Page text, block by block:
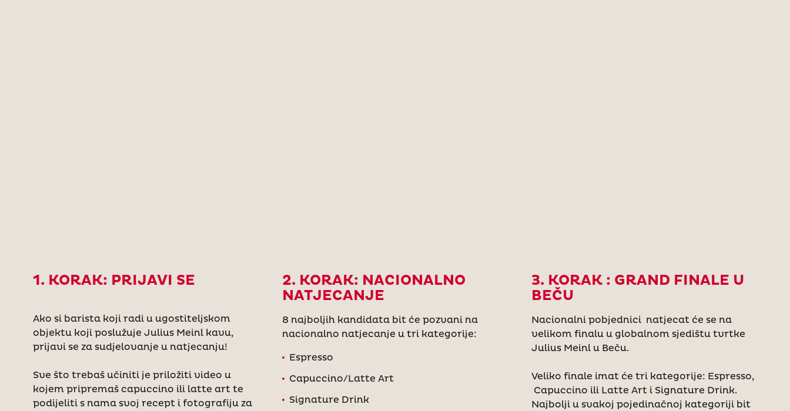
1. KORAK: PRIJAVI SE
Ako si barista koji radi u ugostiteljskom
objektu koji poslužuje Julius Meinl kavu,
prijavi se za sudjelovanje u natjecanju!
Sve što trebaš učiniti je priložiti video u
kojem pripremaš capuccino ili latte art te
podijeliti s nama svoj recept i fotografiju za
2. KORAK: NACIONALNO
NATJECANJE
8 najboljih kandidata bit će pozvani na
nacionalno natjecanje u tri kategorije:
Espresso
Capuccino/Latte Art
Signature Drink
3. KORAK : GRAND FINALE U
BEČU
Nacionalni pobjednici natjecat će se na
velikom finalu u globalnom sjedištu tvrtke
Julius Meinl u Beču.
Veliko finale imat će tri kategorije: Espresso,
Capuccino ili Latte Art i Signature Drink.
Najbolji u svakoj pojedinačnoj kategoriji bit